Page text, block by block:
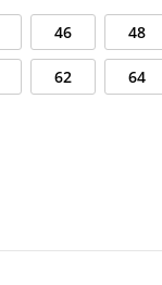
46 48
62 64